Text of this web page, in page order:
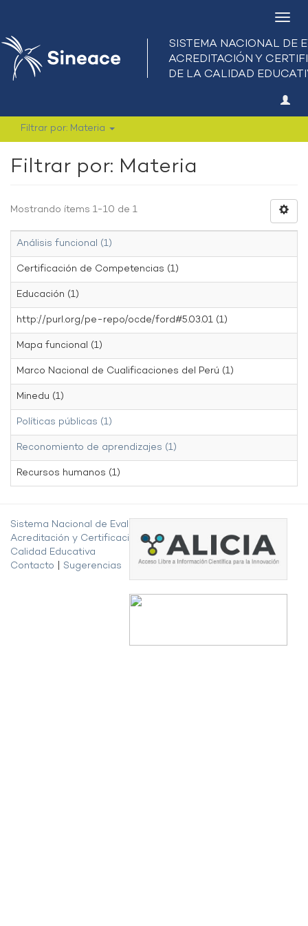
Filtrar por: Materia
Filtrar por: Materia
Mostrando ítems 1-10 de 1
Análisis funcional (1)
Certificación de Competencias (1)
Educación (1)
http://purl.org/pe-repo/ocde/ford#5.03.01 (1)
Mapa funcional (1)
Marco Nacional de Cualificaciones del Perú (1)
Minedu (1)
Políticas públicas (1)
Reconomiento de aprendizajes (1)
Recursos humanos (1)
Sistema Nacional de Evaluación,
Acreditación y Certificación de la
Calidad Educativa
Contacto
Sugerencias